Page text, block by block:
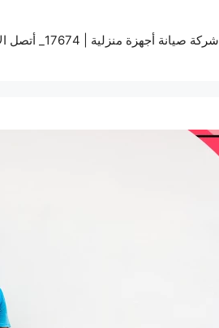
شركة صيانة أجهزة منزلية | 17674_ أتصل الأن – أون ريبير